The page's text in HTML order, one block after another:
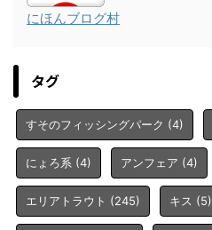
にほんブログ村
タグ
すそのフィッシングパーク (4)
にょろ系 (4) アンフェア (4)
エリアトラウト (245) キス (5)